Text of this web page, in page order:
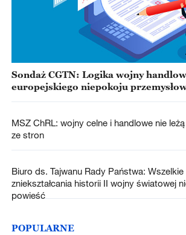
Sondaż CGTN: Logika wojny
europejskiego niepokoju
MSZ ChRL: wojny celne i handlowe nie
ze stron
Biuro ds. Tajwanu Rady Państwa:
zniekształcania historii II wojny światowej
powieść
POPULARNE